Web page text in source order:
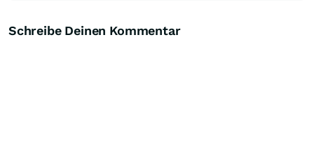
Schreibe Deinen Kommentar